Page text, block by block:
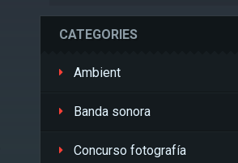
CATEGORIES
Ambient
Banda sonora
Concurso fotografía